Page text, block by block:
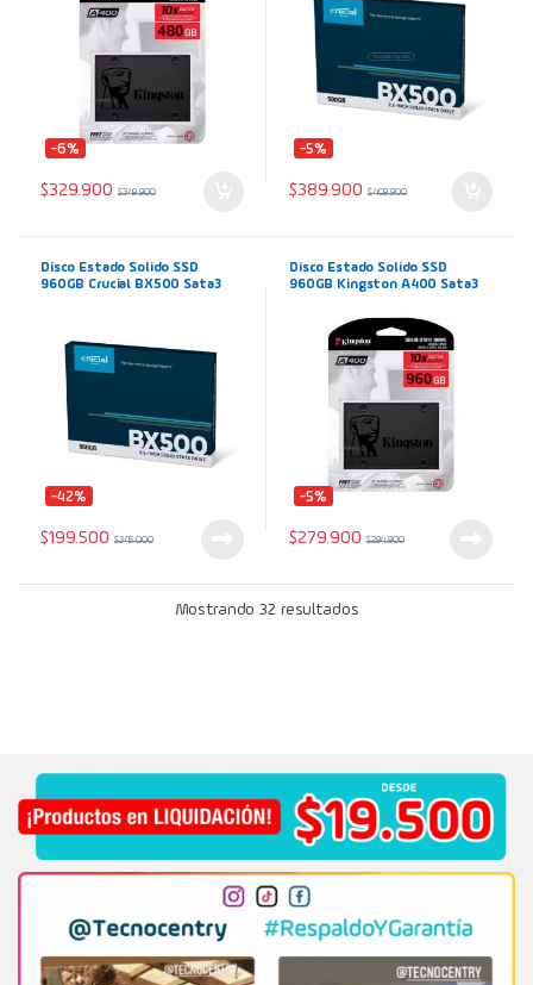
-6%
$329.900 $349.900
-5%
$389.900 $409.900
Disco Estado Solido SSD
960GB Crucial BX500 Sata3
-42%
$199.500 $345.000
Disco Estado Solido SSD
960GB Kingston A400 Sata3
-5%
$279.900 $294.900
Mostrando 32 resultados